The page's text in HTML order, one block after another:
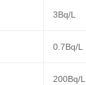
3Bq/L
0.7Bq/L
200Bq/L